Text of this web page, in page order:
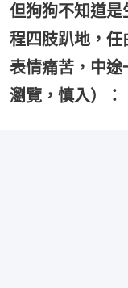
但狗狗不知道
程四肢趴地，
表情痛苦，中
瀏覽，慎入）：